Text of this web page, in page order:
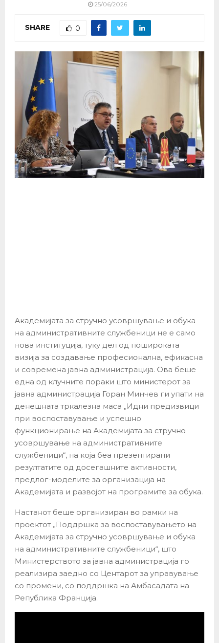
25/06/2026
SHARE 0
Академијата за стручно усовршување и обука
на административните службеници не е само
нова институција, туку дел од пошироката
визија за создавање професионална, ефикасна
и современа јавна администрација. Ова беше
една од клучните пораки што министерот за
јавна администрација Горан Минчев ги упати на
денешната тркалезна маса „Идни предизвици
при воспоставување и успешно
функционирање на Академијата за стручно
усовршување на административните
службеници“, на која беа презентирани
резултатите од досегашните активности,
предлог-моделите за организација на
Академијата и развојот на програмите за обука.
Настанот беше организиран во рамки на
проектот „Поддршка за воспоставувањето на
Академијата за стручно усовршување и обука
на административните службеници“, што
Министерството за јавна администрација го
реализира заедно со Центарот за управување
со промени, со поддршка на Амбасадата на
Република Франција.